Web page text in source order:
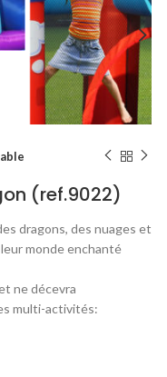
(ref.9022)
dragons, des nuages ​​et
monde enchanté
ne décevra
multi-activités: